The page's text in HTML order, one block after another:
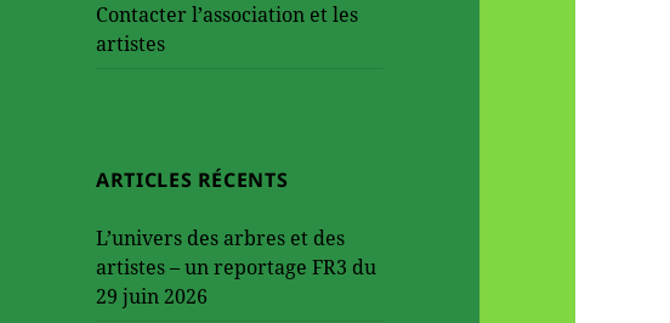
Contacter l’association et les
artistes
ARTICLES RÉCENTS
L’univers des arbres et des
artistes – un reportage FR3 du
29 juin 2026